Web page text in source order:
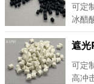
和焊
可定
冰醋
开裂
高达
遮光
可定
高冲